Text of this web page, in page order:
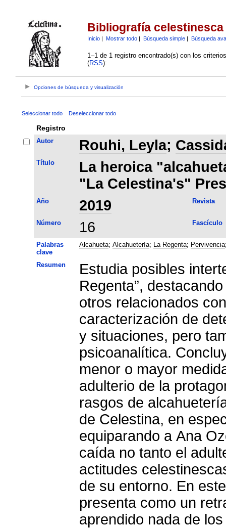
Bibliografía celestinesca
Inicio| Mostrar todo| Búsqueda simple| Búsqueda
1–1 de 1 registro encontrado(s) con los
(RSS):
Opciones de búsqueda y visualización
Seleccionar todo Deseleccionar todo
Registro
Autor Rouhi, Leyla;
Título
La heroica
"La Celestina's"
Año 2019 Revista
Número 16 Fascículo
Palabras
clave
Alcahueta; Alcahuetería; La Regenta; Pervivencia
Resumen
Estudia posibles
Regenta”,
otros relacionados
caracterización de
y situaciones, pero
psicoanalítica.
menor o mayor
adulterio de la
rasgos de
de Celestina, en
equiparando a Ana
caída no tanto el
actitudes
de su entorno. En
presenta como un
aprendido nada de